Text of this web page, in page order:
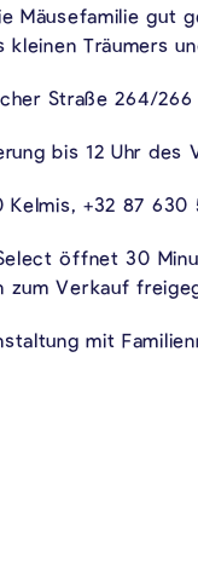
Mäusefamilie gut
kleinen Träumers
Straße 264/266
bis 12 Uhr
Kelmis, +32 87
öffnet 30
zum Verkauf
mit